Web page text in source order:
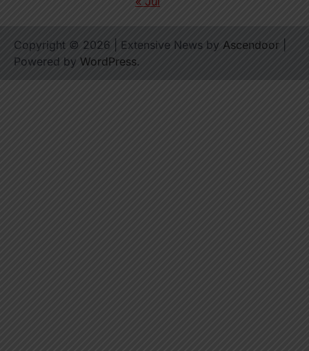
Copyright © 2026 | Extensive News by Ascendoor
Powered by WordPress.